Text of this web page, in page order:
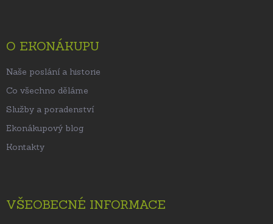
O EKONÁKUPU
Naše poslání a historie
Co všechno děláme
Služby a poradenství
Ekonákupový blog
Kontakty
VŠEOBECNÉ INFORMACE